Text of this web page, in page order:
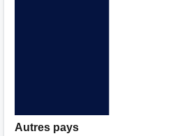
Autres pays